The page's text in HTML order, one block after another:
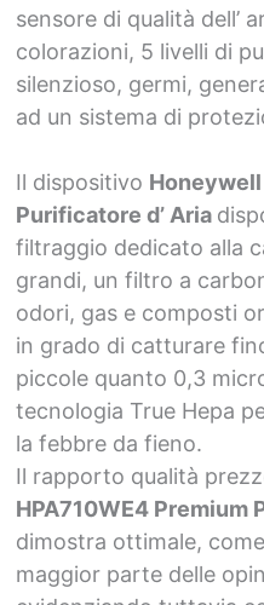
sensore di qualità dell’
colorazioni, 5 livelli di
silenzioso, germi,
ad un sistema di
Il dispositivo Honeywell
Purificatore d’ Aria
filtraggio dedicato alla
grandi, un filtro a
odori, gas e composti
in grado di catturare
piccole quanto 0,3
tecnologia True Hepa
la febbre da fieno.
Il rapporto qualità
HPA710WE4 Premium
dimostra ottimale,
maggior parte delle